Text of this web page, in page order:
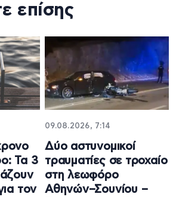
επίσης
Τα 3
τον
09.08.2026, 7:14
Δύο αστυνομικοί
τραυματίες σε τροχαίο
στη λεωφόρο
Αθηνών–Σουνίου –